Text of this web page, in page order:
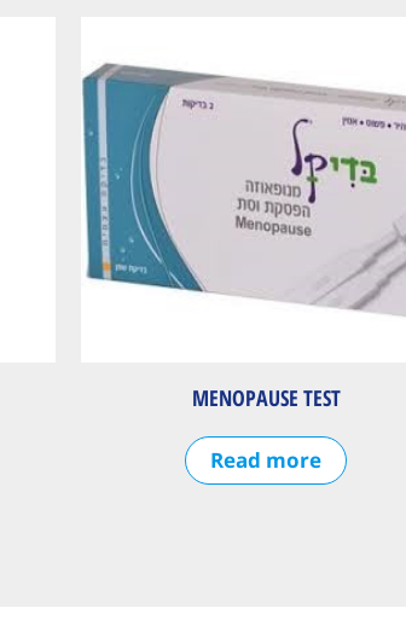
MENOPAUSE TEST
Read more